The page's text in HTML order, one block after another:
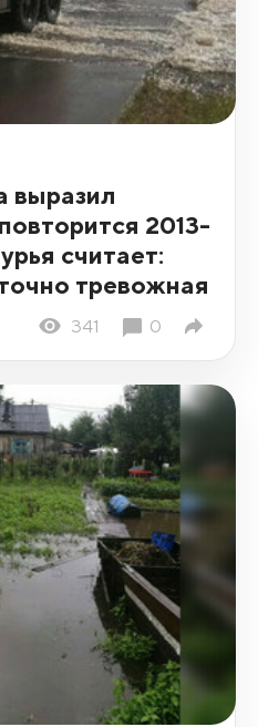
выразил
2013-
считает:
тревожная
341 0